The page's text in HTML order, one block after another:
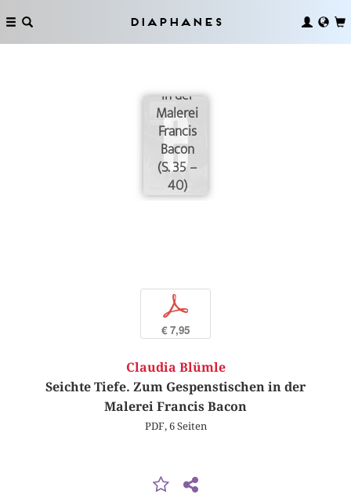
Diaphanes
Seichte
in der
Malerei
Francis
Bacon
(S. 35 –
40)
p
€ 7,95
Claudia Blümle
Seichte Tiefe. Zum Gespenstischen in der
Malerei Francis Bacon
PDF, 6 Seiten